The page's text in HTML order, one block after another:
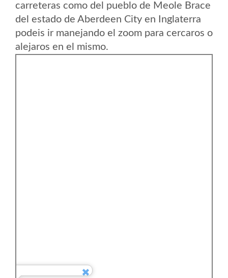
carreteras como del pueblo de Meole Brace
del estado de Aberdeen City en Inglaterra
podeis ir manejando el zoom para cercaros o
alejaros en el mismo.